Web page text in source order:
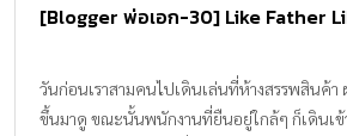
[Blogger พ่อเอก-30] Like Father
วันก่อนเราสามคนไปเดินเล่นที่ห้างสรรพสินค้
ขึ้นมาดู ขณะนั้นพนักงานที่ยืนอยู่ใกล้ๆ ก็เดินเข้